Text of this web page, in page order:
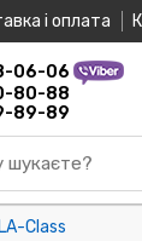
і оплата
06-06
80-88
89-89
шукаєте?
Class